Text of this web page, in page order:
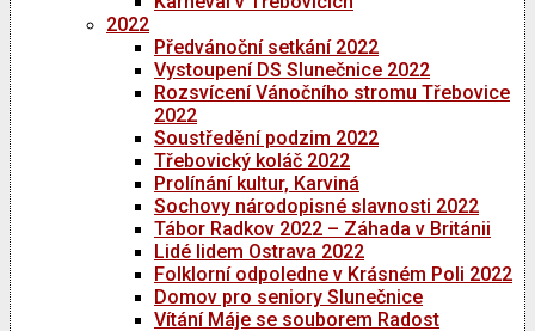
2022
Předvánoční setkání 2022
Vystoupení DS Slunečnice 2022
Rozsvícení Vánočního stromu Třebovice
2022
Soustředění podzim 2022
Třebovický koláč 2022
Prolínání kultur, Karviná
Sochovy národopisné slavnosti 2022
Tábor Radkov 2022 – Záhada v Británii
Lidé lidem Ostrava 2022
Folklorní odpoledne v Krásném Poli 2022
Domov pro seniory Slunečnice
Vítání Máje se souborem Radost